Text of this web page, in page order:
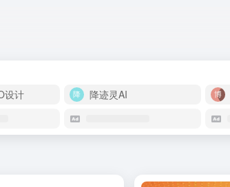
设计 降迹灵AI